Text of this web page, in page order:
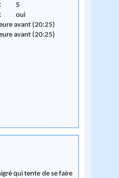
5
oui
avant (20:25)
avant (20:25)
qui tente de se faire